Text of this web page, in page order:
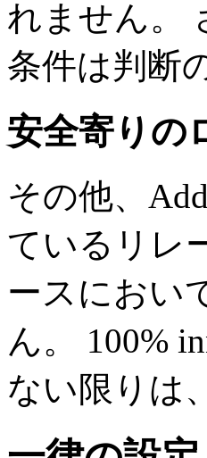
れません。
条件は判断
安全寄りの
その他、
ているリレ
ースにおい
ん。 100%
ない限りは